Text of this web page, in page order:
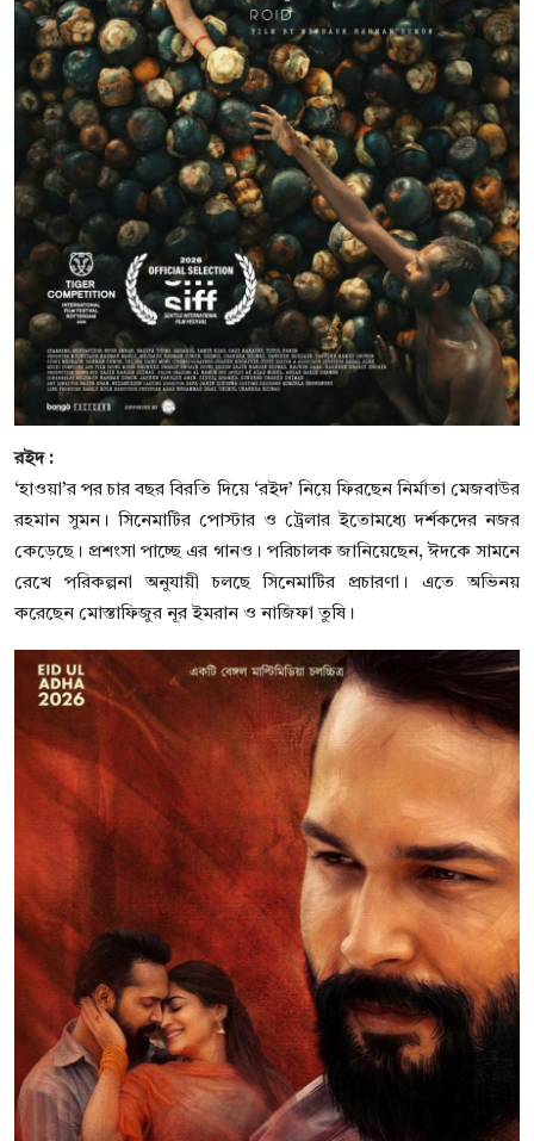
রইদ :
‘হাওয়া’র পর চার বছর বিরতি দিয়ে ‘রইদ’ নিয়ে ফিরছেন নির্মাতা মেজবাউর
রহমান সুমন। সিনেমাটির পোস্টার ও ট্রেলার ইতোমধ্যে দর্শকদের নজর
কেড়েছে। প্রশংসা পাচ্ছে এর গানও। পরিচালক জানিয়েছেন, ঈদকে সামনে
রেখে পরিকল্পনা অনুযায়ী চলছে সিনেমাটির প্রচারণা। এতে অভিনয়
করেছেন মোস্তাফিজুর নূর ইমরান ও নাজিফা তুষি।